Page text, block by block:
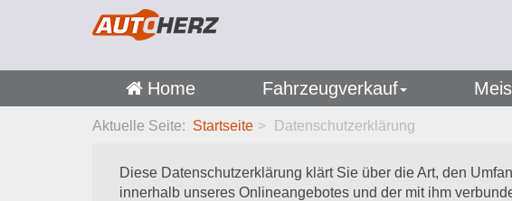
Home Fahrzeugverkauf
Aktuelle Seite: Startseite Datenschutzerklärung
Diese Datenschutzerklärung klärt Sie über die Art, den
innerhalb unseres Onlineangebotes und der mit ihm